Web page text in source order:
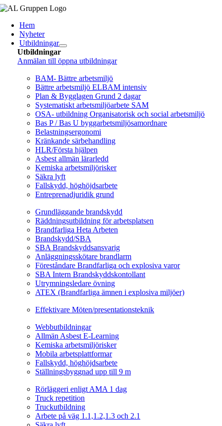
Fortsätt
innehållet
Hem
Nyheter
Utbildningar
Utbildningar
Anmälan till öppna utbildningar
BAM- Bättre arbetsmiljö
Bättre arbetsmiljö ELBAM intensiv
Plan & Bygglagen Grund 2 dagar
Systematiskt arbetsmiljöarbete SAM
OSA- utbildning Organisatorisk och social arbetsmiljö
Bas P / Bas U byggarbetsmiljösamordnare
Belastningsergonomi
Kränkande särbehandling
HLR/Första hjälpen
Asbest allmän lärarledd
Kemiska arbetsmiljörisker
Säkra lyft
Fallskydd, höghöjdsarbete
Entreprenadjuridik grund
Grundläggande brandskydd
Räddningsutbildning för arbetsplatsen
Brandfarliga Heta Arbeten
Brandskydd/SBA
SBA Brandskyddsansvarig
Anläggningsskötare brandlarm
Föreståndare Brandfarliga och explosiva varor
SBA Intern Brandskyddskontollant
Utrymningsledare övning
ATEX (Brandfarliga ämnen i explosiva miljöer)
Effektivare Möten/presentationsteknik
Webbutbildningar
Allmän Asbest E-Learning
Kemiska arbetsmiljörisker
Mobila arbetsplattformar
Fallskydd, höghöjdsarbete
Ställningsbyggnad upp till 9 m
Rörläggeri enligt AMA 1 dag
Truck repetition
Truckutbildning
Arbete på väg 1.1,1.2,1.3 och 2.1